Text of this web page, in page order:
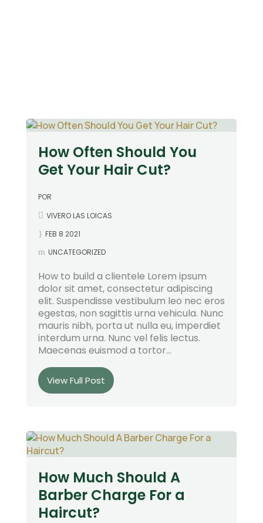
How Often Should You
Get Your Hair Cut?
POR
VIVERO LAS LOICAS
FEB 8 2021
UNCATEGORIZED
How to build a clientele Lorem ipsum
dolor sit amet, consectetur adipiscing
elit. Suspendisse vestibulum leo nec eros
egestas, non sagittis urna vehicula. Nunc
mauris nibh, porta ut nulla eu, imperdiet
interdum urna. Nunc vel felis lectus.
Maecenas euismod a tortor...
View Full Post
How Much Should A
Barber Charge For a
Haircut?